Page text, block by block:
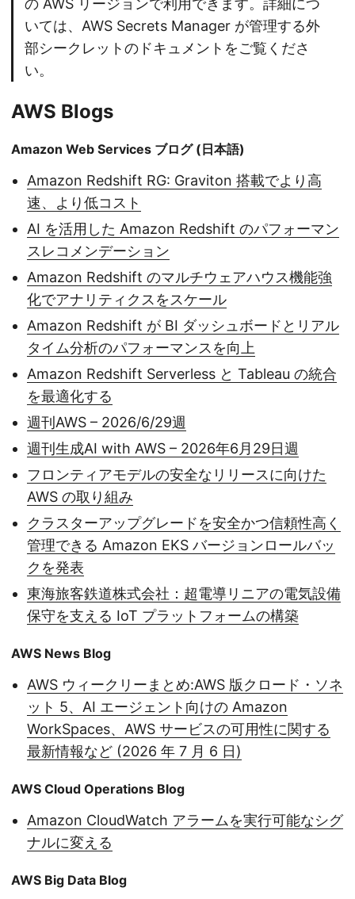
の AWS リージョンで利用できます。詳細につ
いては、AWS Secrets Manager が管理する外
部シークレットのドキュメントをご覧くださ
い。
AWS Blogs
Amazon Web Services ブログ (日本語)
Amazon Redshift RG: Graviton 搭載でより高
速、より低コスト
AI を活用した Amazon Redshift のパフォーマン
スレコメンデーション
Amazon Redshift のマルチウェアハウス機能強
化でアナリティクスをスケール
Amazon Redshift が BI ダッシュボードとリアル
タイム分析のパフォーマンスを向上
Amazon Redshift Serverless と Tableau の統合
を最適化する
週刊AWS – 2026/6/29週
週刊生成AI with AWS – 2026年6月29日週
フロンティアモデルの安全なリリースに向けた
AWS の取り組み
クラスターアップグレードを安全かつ信頼性高く
管理できる Amazon EKS バージョンロールバッ
クを発表
東海旅客鉄道株式会社：超電導リニアの電気設備
保守を支える IoT プラットフォームの構築
AWS News Blog
AWS ウィークリーまとめ:AWS 版クロード・ソネ
ット 5、AI エージェント向けの Amazon
WorkSpaces、AWS サービスの可用性に関する
最新情報など (2026 年 7 月 6 日)
AWS Cloud Operations Blog
Amazon CloudWatch アラームを実行可能なシグ
ナルに変える
AWS Big Data Blog